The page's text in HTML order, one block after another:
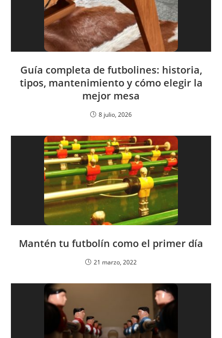
Guía completa de futbolines: historia,
tipos, mantenimiento y cómo elegir la
mejor mesa
8 julio, 2026
Mantén tu futbolín como el primer día
21 marzo, 2022